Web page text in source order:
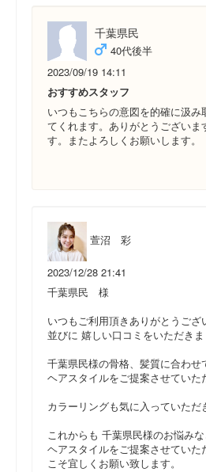
千葉県民
40代後半
2023/09/19 14:11
おすすめスタッフ
いつもこちらの意図を的確に汲み
てくれます。ありがとうございま
す。またよろしくお願いします。
萱沼 彩
2023/12/28 21:41
千葉県民 様
いつもご利用頂きありがとうござ
並びに 嬉しい口コミをいただきま
千葉県民様の骨格、髪質に合わ
ヘアスタイルをご提案させていた
カラーリングも気に入っていただ
これからも 千葉県民様のお悩み
ヘアスタイルをご提案させていた
こそ宜しくお願い致します。